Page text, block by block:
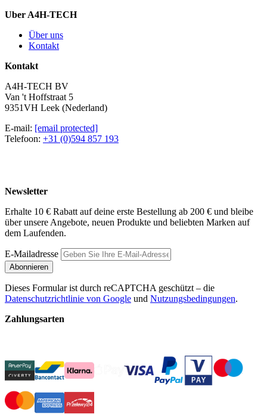
Uber A4H-TECH
Über uns
Kontakt
Kontakt
A4H-TECH BV
Van 't Hoffstraat 5
9351VH Leek (Nederland)
E-mail: [email protected]
Telefoon: +31 (0)594 857 193
Newsletter
Erhalte 10 € Rabatt auf deine erste Bestellung ab 200 € und bleibe
über unsere Angebote, neuen Produkte und beliebten Marken auf
dem Laufenden.
E-Mailadresse
Abonnieren
Dieses Formular ist durch reCAPTCHA geschützt – die
Datenschutzrichtlinie von Google und Nutzungsbedingungen.
Zahlungsarten